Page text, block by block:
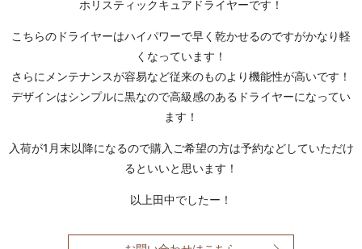
ホリスティックキュアドライヤーです！
こちらのドライヤーはハイパワーで早く乾かせるのですがかなり軽
くなっています！
さらにメンテナンスが容易など従来のものより機能性が高いです！
デザインはシンプルに黒なので高級感のあるドライヤーになってい
ます！
入荷が1月末以降になるので購入ご希望の方は予約などしていただけ
るといいと思います！
以上田中でしたー！